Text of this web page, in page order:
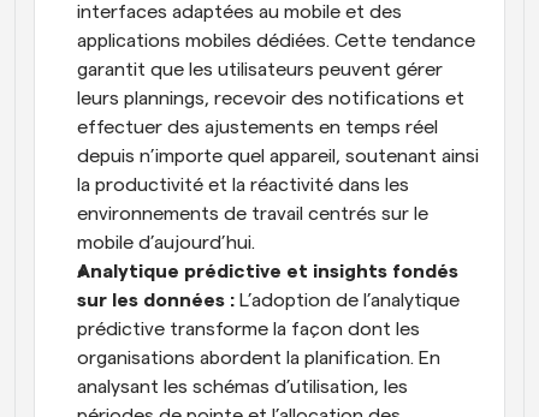
interfaces adaptées au mobile et des
applications mobiles dédiées. Cette tendance
garantit que les utilisateurs peuvent gérer
leurs plannings, recevoir des notifications et
effectuer des ajustements en temps réel
depuis n’importe quel appareil, soutenant ainsi
la productivité et la réactivité dans les
environnements de travail centrés sur le
mobile d’aujourd’hui.
Analytique prédictive et insights fondés
sur les données : L’adoption de l’analytique
prédictive transforme la façon dont les
organisations abordent la planification. En
analysant les schémas d’utilisation, les